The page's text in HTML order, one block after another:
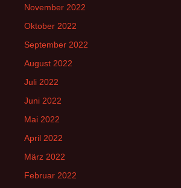
November 2022
Oktober 2022
September 2022
August 2022
Juli 2022
Juni 2022
Mai 2022
April 2022
März 2022
Februar 2022